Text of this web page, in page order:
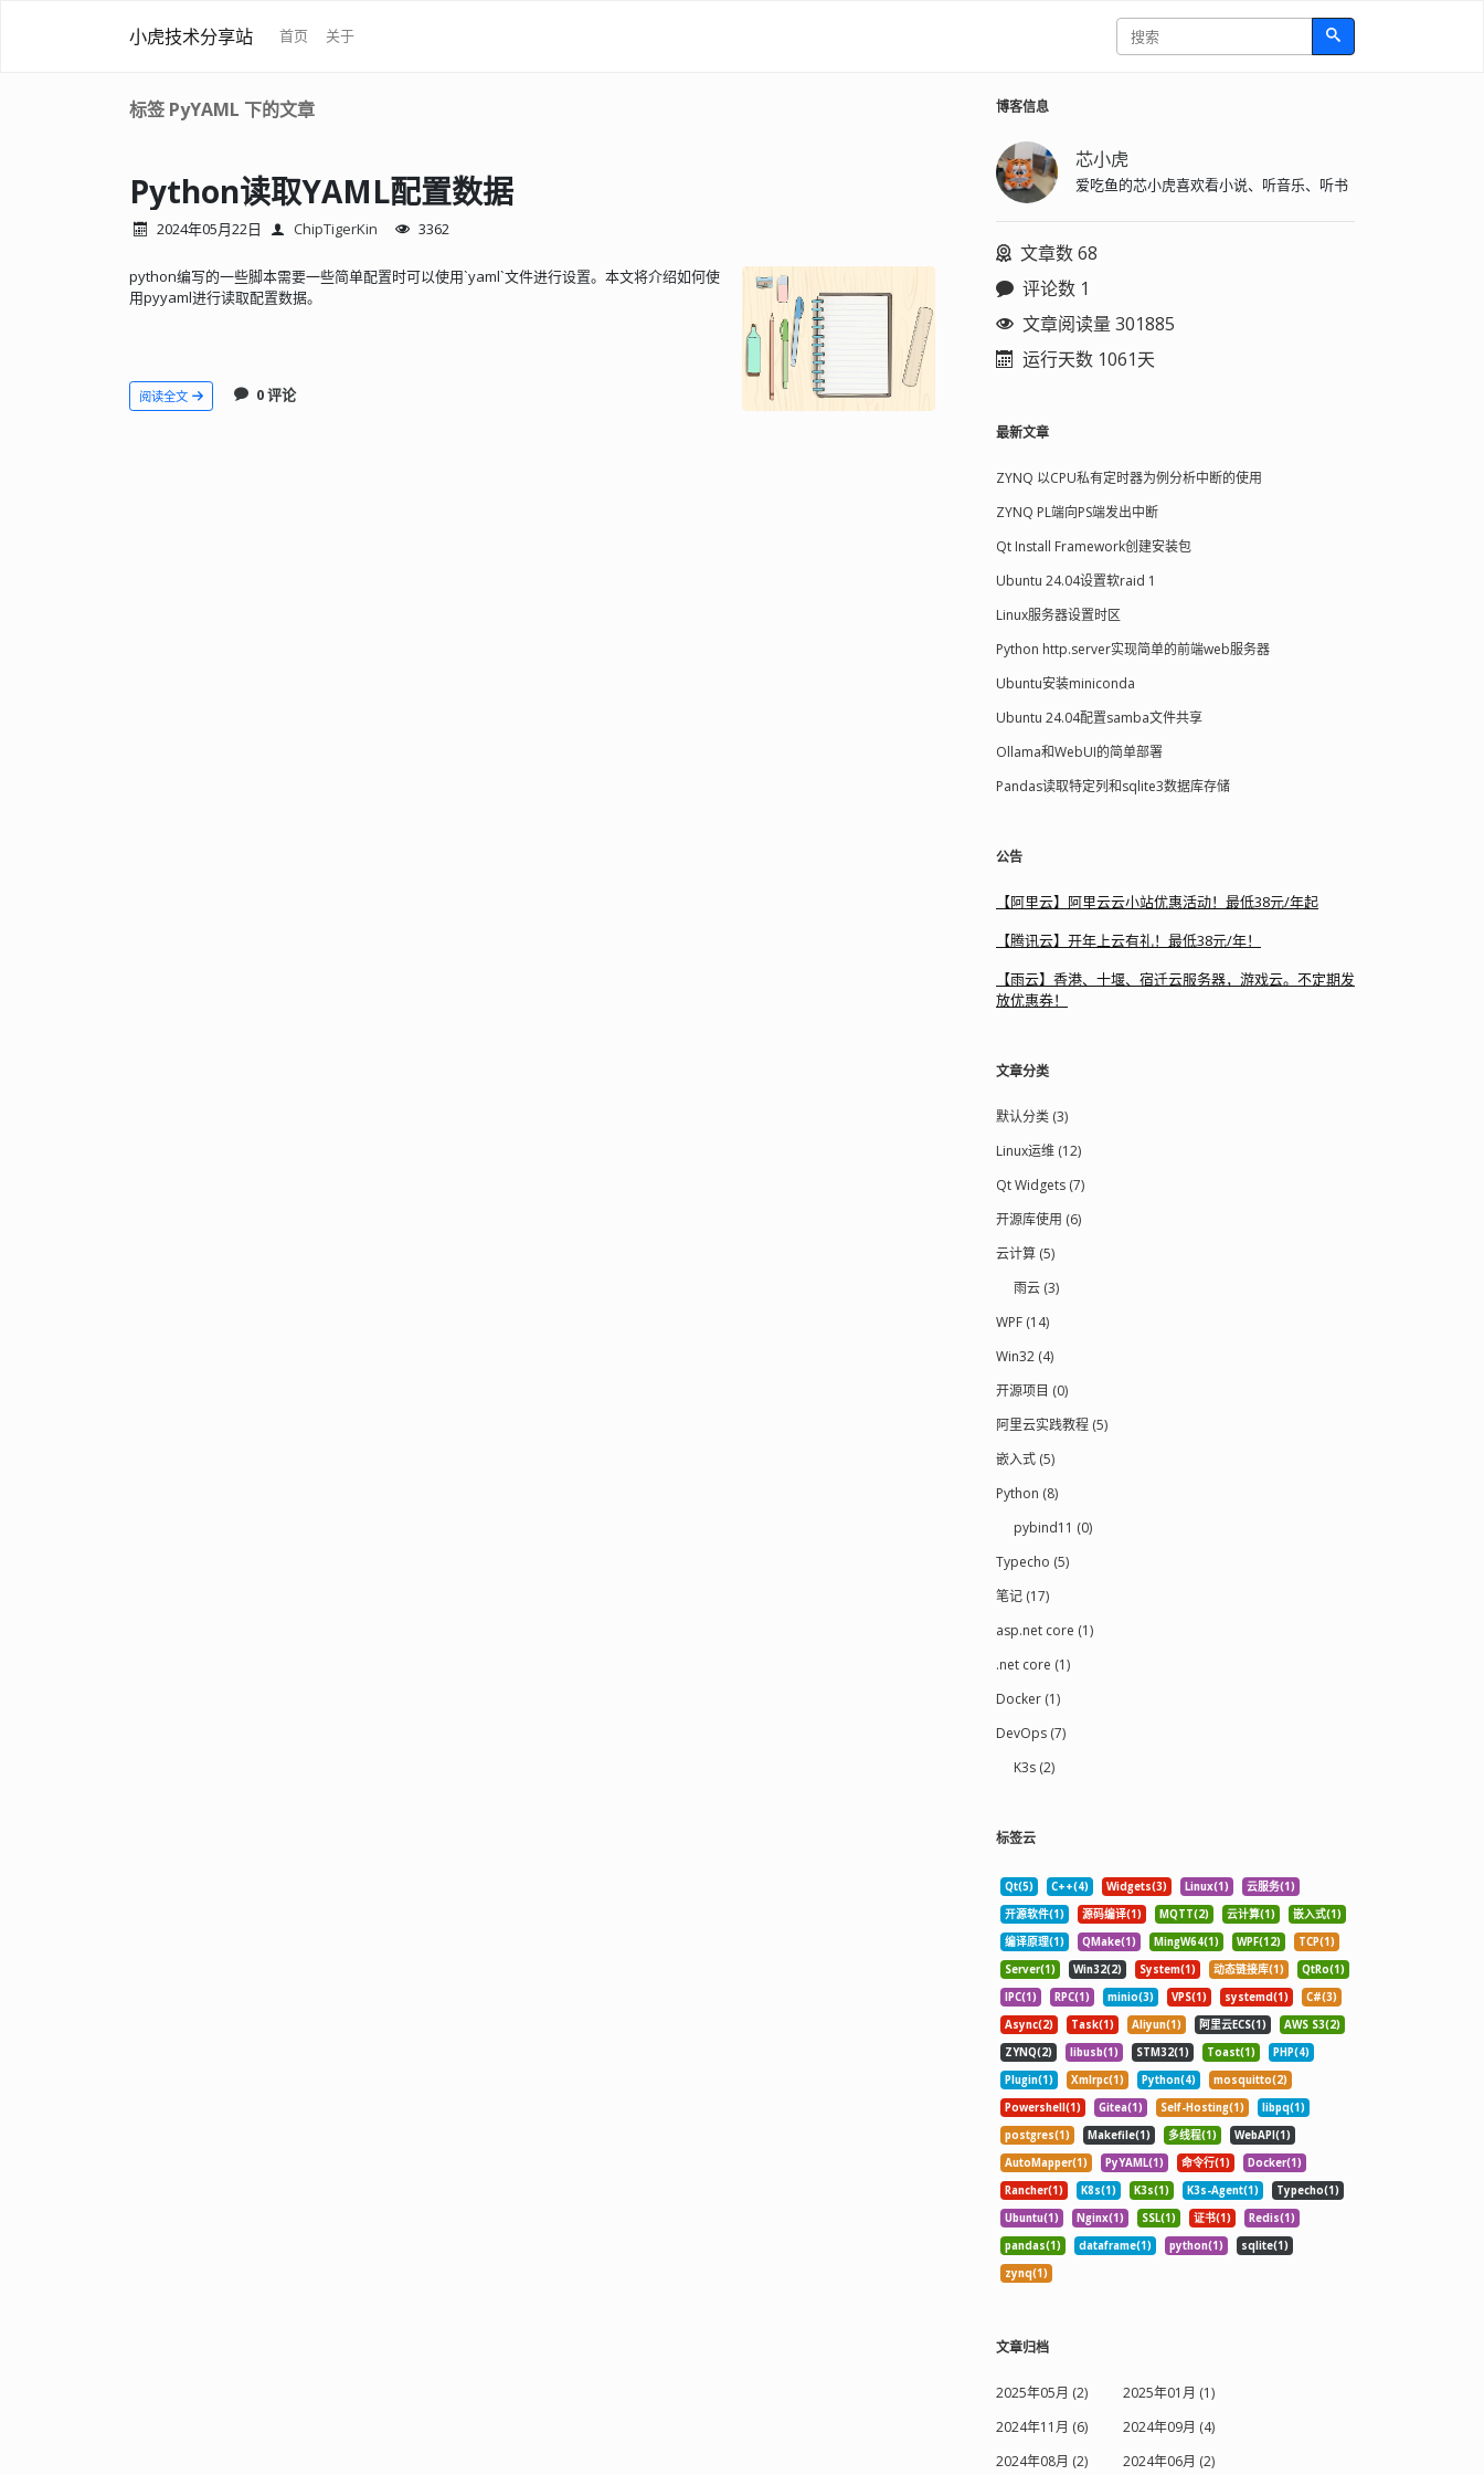
小虎技术分享站 首页 关于
标签 PyYAML 下的文章
Python读取YAML配置数据
2024年05月22日 ChipTigerKin 3362
python编写的一些脚本需要一些简单配置时可以使用`yaml`文件进行设置。本文将介绍如何使
用pyyaml进行读取配置数据。
阅读全文 0 评论
博客信息
芯小虎
爱吃鱼的芯小虎喜欢看小说、听音乐、听书
文章数 68
评论数 1
文章阅读量 301885
运行天数 1061天
最新文章
ZYNQ 以CPU私有定时器为例分析中断的使用
ZYNQ PL端向PS端发出中断
Qt Install Framework创建安装包
Ubuntu 24.04设置软raid 1
Linux服务器设置时区
Python http.server实现简单的前端web服务器
Ubuntu安装miniconda
Ubuntu 24.04配置samba文件共享
Ollama和WebUI的简单部署
Pandas读取特定列和sqlite3数据库存储
公告
【阿里云】阿里云云小站优惠活动！最低38元/年起
【腾讯云】开年上云有礼！最低38元/年！
【雨云】香港、十堰、宿迁云服务器，游戏云。不定期发
放优惠券！
文章分类
默认分类 (3)
Linux运维 (12)
Qt Widgets (7)
开源库使用 (6)
云计算 (5)
雨云 (3)
WPF (14)
Win32 (4)
开源项目 (0)
阿里云实践教程 (5)
嵌入式 (5)
Python (8)
pybind11 (0)
Typecho (5)
笔记 (17)
asp.net core (1)
.net core (1)
Docker (1)
DevOps (7)
K3s (2)
标签云
Qt(5) C++(4) Widgets(3) Linux(1)
云服务(1)
开源软件(1)
源码编译(1) MQTT(2) 云计算(1)
嵌入式(1)
编译原理(1)
QMake(1) MingW64(1) WPF(12)
TCP(1)
Server(1)
Win32(2) System(1) 动态链接库(1)
QtRo(1)
IPC(1)
RPC(1) minio(3) VPS(1) systemd(1)
C#(3)
Async(2)
Task(1) Aliyun(1) 阿里云ECS(1)
AWS S3(2)
ZYNQ(2)
libusb(1) STM32(1) Toast(1)
PHP(4)
Plugin(1)
Xmlrpc(1) Python(4)
mosquitto(2)
Powershell(1)
Gitea(1) Self-Hosting(1)
libpq(1)
postgres(1)
Makefile(1) 多线程(1)
WebAPI(1)
AutoMapper(1)
PyYAML(1) 命令行(1)
Docker(1)
Rancher(1)
K8s(1) K3s(1) K3s-Agent(1)
Typecho(1)
Ubuntu(1)
Nginx(1) SSL(1) 证书(1)
Redis(1)
pandas(1)
dataframe(1) python(1)
sqlite(1)
zynq(1)
文章归档
2025年05月 (2)
2025年01月 (1)
2024年11月 (6)
2024年09月 (4)
2024年08月 (2)
2024年06月 (2)